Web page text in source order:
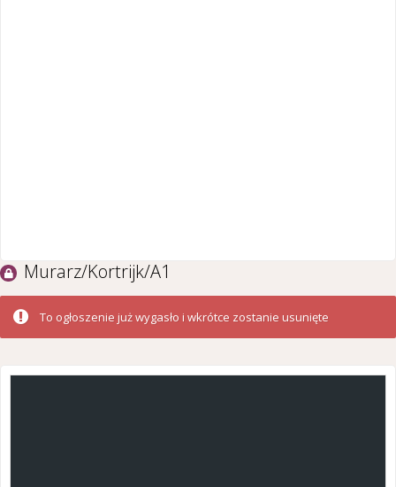
Murarz/Kortrijk/A1
To ogłoszenie już wygasło i wkrótce zostanie usunięte